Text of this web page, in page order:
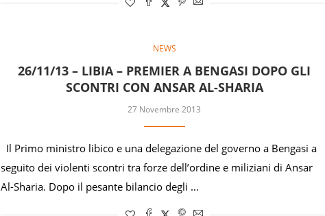
NEWS
26/11/13 – LIBIA – PREMIER A BENGASI DOPO GLI
SCONTRI CON ANSAR AL-SHARIA
27 Novembre 2013
Il Primo ministro libico e una delegazione del governo a Bengasi a
seguito dei violenti scontri tra forze dell’ordine e miliziani di Ansar
Al-Sharia. Dopo il pesante bilancio degli …